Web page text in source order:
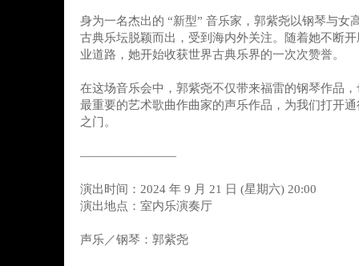
身为一名杰出的 “新型” 音乐家，郭紫尧以钢琴与女
古典乐坛脱颖而出，受到海内外关注。随着她不断
业道路，她开始收获世界古典乐界的一次次赞誉。
在这场音乐会中，郭紫尧不仅带来福雷的钢琴作品
最重要的艺术歌曲作曲家的声乐作品，为我们打开
之门。
————————
演出时间：2024 年 9 月 21 日 (星期六) 20:00
演出地点：室内乐演奏厅
声乐／钢琴：郭紫尧